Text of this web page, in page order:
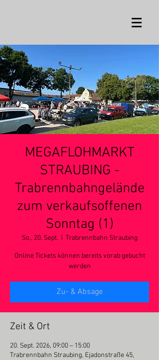
MEGAFLOHMARKT
STRAUBING -
Trabrennbahngelände
zum verkaufsoffenen
Sonntag (1)
So., 20. Sept. Trabrennbahn Straubing
Online Tickets können bereits vorab gebucht
werden
Zu- & Absage
Zeit & Ort
20. Sept. 2026, 09:00 – 15:00
Trabrennbahn Straubing, Ejadonstraße 45,